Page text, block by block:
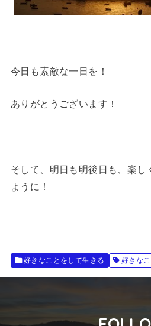
今日も素敵な一日を！
ありがとうございます！
そして、明日も明後日も、楽し
ように！
好きなことをして生きる 好きな